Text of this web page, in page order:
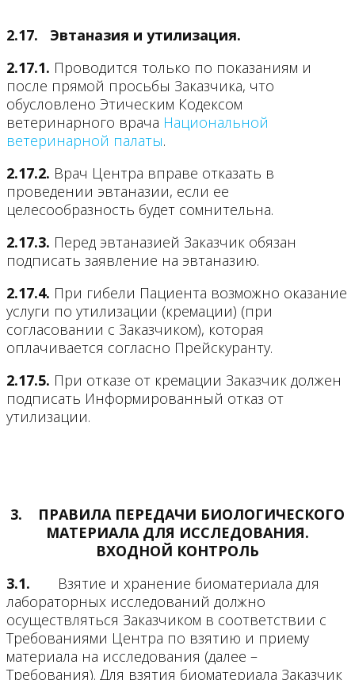
2.17. Эвтаназия и утилизация.
2.17.1. Проводится только по показаниям и
после прямой просьбы Заказчика, что
обусловлено Этическим Кодексом
ветеринарного врача Национальной
ветеринарной палаты.
2.17.2. Врач Центра вправе отказать в
проведении эвтаназии, если ее
целесообразность будет сомнительна.
2.17.3. Перед эвтаназией Заказчик обязан
подписать заявление на эвтаназию.
2.17.4. При гибели Пациента возможно оказание
услуги по утилизации (кремации) (при
согласовании с Заказчиком), которая
оплачивается согласно Прейскуранту.
2.17.5. При отказе от кремации Заказчик должен
подписать Информированный отказ от
утилизации.
3. ПРАВИЛА ПЕРЕДАЧИ БИОЛОГИЧЕСКОГО
МАТЕРИАЛА ДЛЯ ИССЛЕДОВАНИЯ.
ВХОДНОЙ КОНТРОЛЬ
3.1. Взятие и хранение биоматериала для
лабораторных исследований должно
осуществляться Заказчиком в соответствии с
Требованиями Центра по взятию и приему
материала на исследования (далее –
Требования). Для взятия биоматериала Заказчик